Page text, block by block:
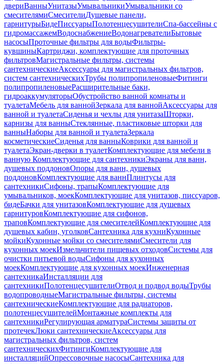
двериВанныУнитазыУмывальникиУмывальники со
смесителямиСмесителиДушевые панели,
гарнитурыБидеПиссуарыПолотенцесушителиСпа-бассейны с
гидромассажемВодоснабжениеВодонагревателиБытовые
насосыПроточные фильтры для водыФильтры-
кувшиныКартриджи, комплектующие для проточных
фильтровМагистральные фильтры, системы
сантехническиеАксессуары для магистральных фильтров,
систем сантехническихТрубы полипропиленовыеФитинги
полипропиленовыеРасширительные баки,
гидроаккумуляторыОбустройство ванной комнаты и
туалетаМебель для ваннойЗеркала для ваннойАксессуары для
ванной и туалетаСиденья и чехлы для унитазаШторки,
карнизы для ванныСтеклянные, пластиковые шторки для
ванныНаборы для ванной и туалетаЗеркала
косметическиеСиденья для ванныКоврики для ванной и
туалетаЭкран-дверки в туалетКомплектующие для мебели в
ванную Комплектующие для сантехникиЭкраны для ванн,
душевых поддоновОпоры для ванн, душевых
поддоновКомплектующие для ваннПлинтусы для
сантехникиСифоны, трапыКомплектующие для
умывальников, моекКомплектующие для унитазов, писсуаров,
бидеБачки для унитазовКомплектующие для душевых
гарнитуровКомплектующие для сифонов,
траповКомплектующие для смесителейКомплектующие для
душевых кабин, уголковСантехника для кухниКухонные
мойкиКухонные мойки со смесителямиСмесители для
кухонных моекИзмельчители пищевых отходовСистемы для
очистки питьевой водыСифоны для кухонных
моекКомплектующие для кухонных моекИнженерная
сантехникаИнсталляции для
сантехникиПолотенцесушителиОтвод и подвод водыТрубы
водопроводныеМагистральные фильтры, системы
сантехническиеКомплектующие для радиаторов,
полотенцесушителейМонтажные комплекты для
сантехникиРегулирующая арматураСистемы защиты от
протечекЛюки сантехническиеАксессуары для
магистральных фильтров, систем
сантехническихФитингиКомплектующие для
инсталляцийОпрессовочные насосыСантехника для